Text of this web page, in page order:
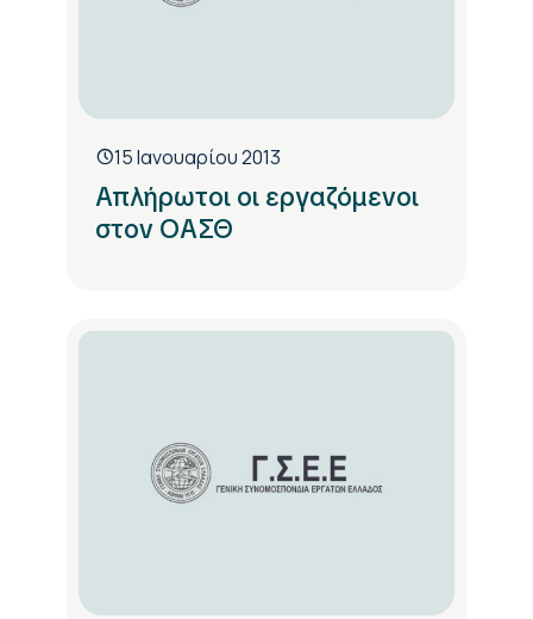
15 Ιανουαρίου 2013
Απλήρωτοι οι εργαζόμενοι
στον ΟΑΣΘ